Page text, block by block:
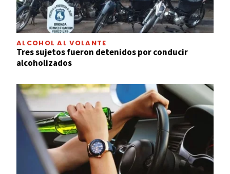
ALCOHOL AL VOLANTE
Tres sujetos fueron detenidos por conducir
alcoholizados